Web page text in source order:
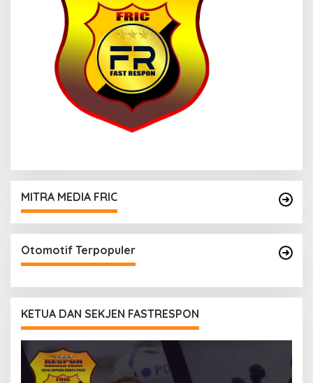
MITRA MEDIA FRIC
Otomotif Terpopuler
KETUA DAN SEKJEN FASTRESPON